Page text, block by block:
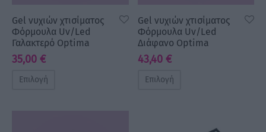
Gel νυχιών χτισίματος
Φόρμουλα Uv/Led
Γαλακτερό Optima
35,00 €
Επιλογή
Gel νυχιών χτισίματος
Φόρμουλα Uv/Led
Διάφανο Optima
43,40 €
Επιλογή